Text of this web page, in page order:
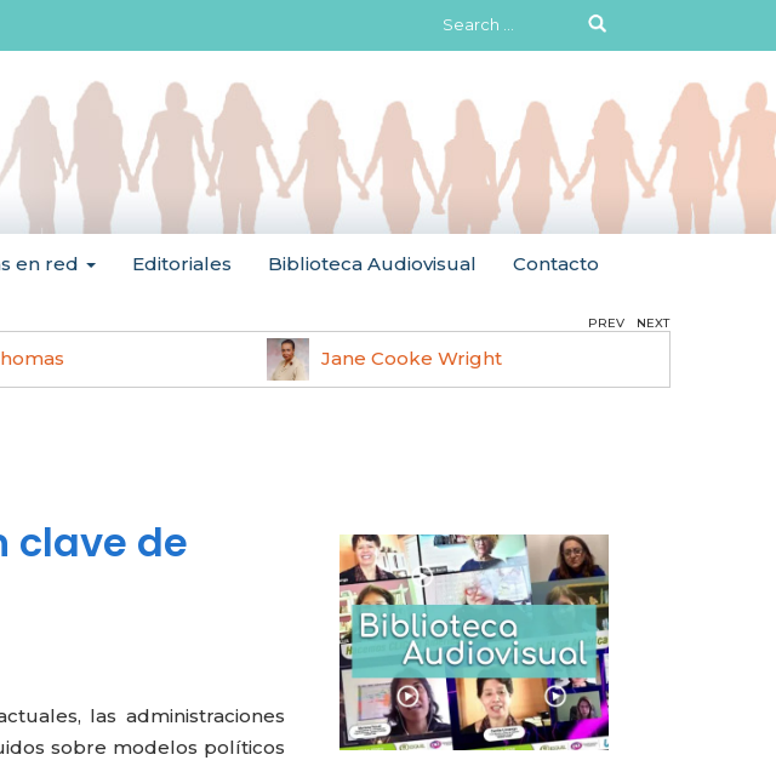
Search
for:
en red Editoriales Biblioteca Audiovisual Contacto
Jane Cooke Wright
PREV NEXT
clave de
las administraciones
sobre modelos políticos